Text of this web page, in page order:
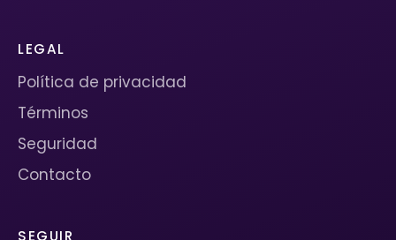
LEGAL
Política de privacidad
Términos
Seguridad
Contacto